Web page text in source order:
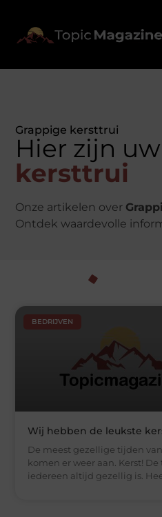
Grappige kersttrui
Hier zijn
kersttrui
Onze artikelen over
Ontdek waardevolle
BEDRIJVEN
Wij hebben de leukste
De meest gezellige tijden
komen er weer aan. Kerst!
iedereen altijd gezellig is.